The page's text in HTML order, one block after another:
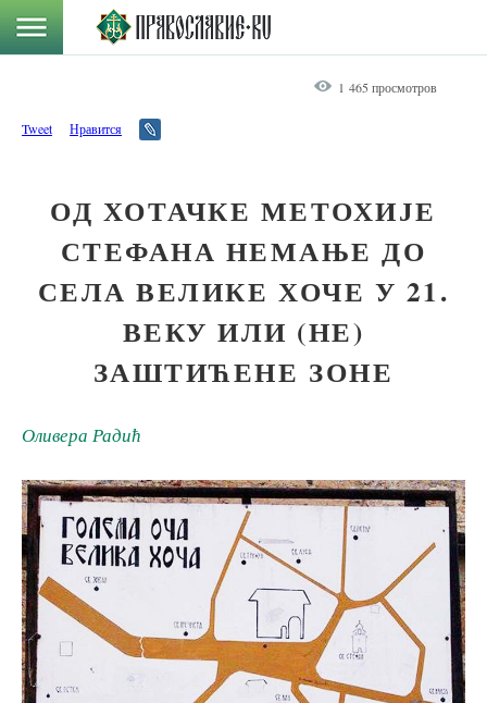
1 465 просмотров
Tweet Нравится
ОД ХОТАЧКЕ МЕТОХИЈЕ
СТЕФАНА НЕМАЊЕ ДО
СЕЛА ВЕЛИКЕ ХОЧЕ У 21.
ВЕКУ ИЛИ (НЕ)
ЗАШТИЋЕНЕ ЗОНЕ
Оливера Радић